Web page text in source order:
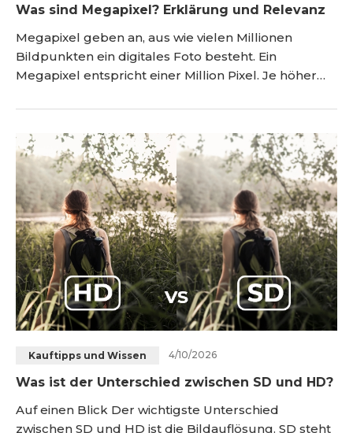
Kontakt
Registrieren
Was sind Megapixel? Erklärung und Relevanz
Megapixel geben an, aus wie vielen Millionen
Bildpunkten ein digitales Foto besteht. Ein
Megapixel entspricht einer Million Pixel. Je höher
kann ein Foto enthalten. Das kann bei großen
Ausdrucken, Bildausschnitten und
Detailvergrößerungen hilfreich sein. Für die
tatsächliche Bildqualität sind jedoch auch
Sensorgröße, Objektiv, Licht, Bildverarbeit
Kauftipps und Wissen 4/10/2026
Was ist der Unterschied zwischen SD und HD?
Auf einen Blick Der wichtigste Unterschied
zwischen SD und HD ist die Bildauflösung. SD steht